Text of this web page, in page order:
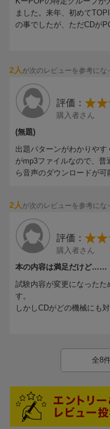
ました。来年、初めて
の事でしたが、ただCDが
やBluRayで聞けないのが
そうで、初級合格に向けて
2人が次のレビューを参考にな
評価：
購入者さん
(無題)
出題パターンがわかりやす
がmp3ファイルなので、
ら音声のダウンロードが可
2人が次のレビューを参考にな
評価：
購入者さん
本の内容は満足だけど……
試験内容が変更になった
す。
しかしCDがどの機械にも
か対応していないのが残
全8